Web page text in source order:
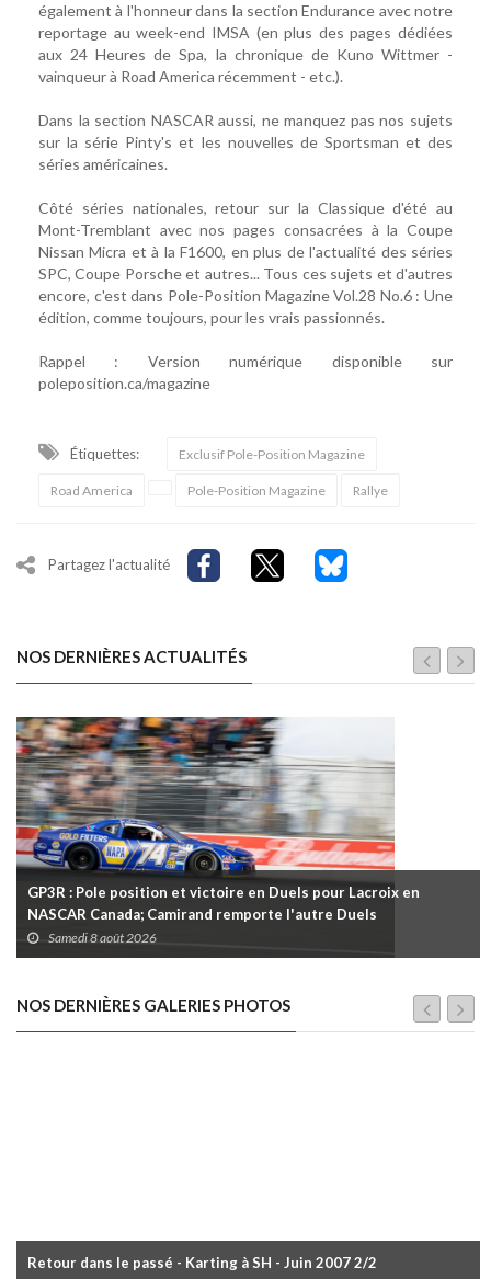
également à l'honneur dans la section Endurance avec notre
reportage au week-end IMSA (en plus des pages dédiées
aux 24 Heures de Spa, la chronique de Kuno Wittmer -
vainqueur à Road America récemment - etc.).
Dans la section NASCAR aussi, ne manquez pas nos sujets
sur la série Pinty's et les nouvelles de Sportsman et des
séries américaines.
Côté séries nationales, retour sur la Classique d'été au
Mont-Tremblant avec nos pages consacrées à la Coupe
Nissan Micra et à la F1600, en plus de l'actualité des séries
SPC, Coupe Porsche et autres... Tous ces sujets et d'autres
encore, c'est dans Pole-Position Magazine Vol.28 No.6 : Une
édition, comme toujours, pour les vrais passionnés.
Rappel : Version numérique disponible sur
poleposition.ca/magazine
Étiquettes: Exclusif Pole-Position Magazine
Road America Pole-Position Magazine Rallye
Partagez l'actualité
NOS DERNIÈRES ACTUALITÉS
GP3R : Pole position et victoire en Duels pour Lacroix en
NASCAR Canada; Camirand remporte l'autre Duels
Samedi 8 août 2026
NOS DERNIÈRES GALERIES PHOTOS
Retour dans le passé - Karting à SH - Juin 2007 2/2